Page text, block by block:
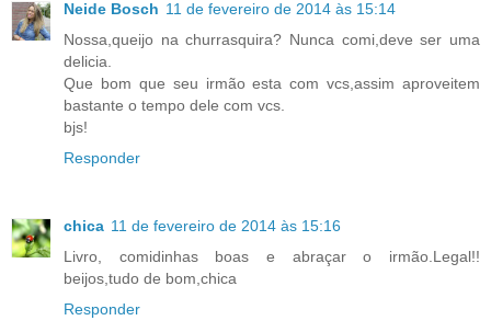
Neide Bosch 11 de fevereiro de 2014 às 15:14
Nossa,queijo na churrasquira? Nunca comi,deve ser uma
delicia.
Que bom que seu irmão esta com vcs,assim aproveitem
bastante o tempo dele com vcs.
bjs!
Responder
chica 11 de fevereiro de 2014 às 15:16
Livro, comidinhas boas e abraçar o irmão.Legal!!
beijos,tudo de bom,chica
Responder